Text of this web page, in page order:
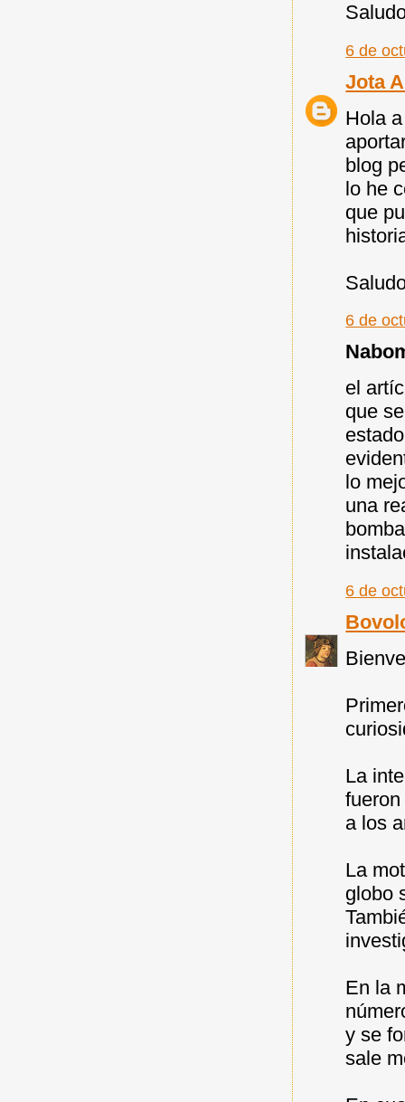
6 de
Jota
Hola
blog
lo he
que
6 de
el
que
lo
una
6 de
La
a los
La
globo
En la
y se
sale